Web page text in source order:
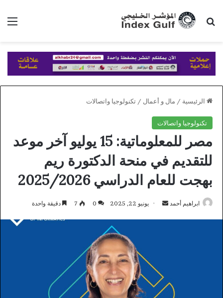
بحث عن
الرئيسية / مال و أعمال / تكنولوجيا واتصالات
تكنولوجيا واتصالات
مصر للمعلوماتية: 15 يوليو آخر موعد
للتقديم في منحة الدكتورة ريم
بهجت للعام الدراسي 2025/2026
ابراهيم أحمد
أرسل يونيو 22, 2025 0
7 دقيقة واحدة